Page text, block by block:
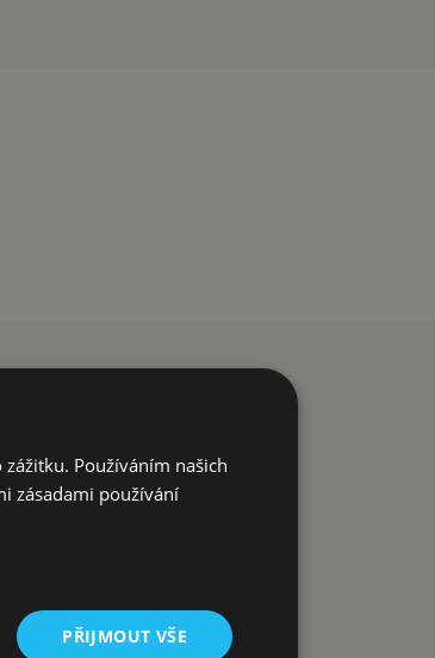
Používáním našich
zásadami používání
PŘIJMOUT VŠE